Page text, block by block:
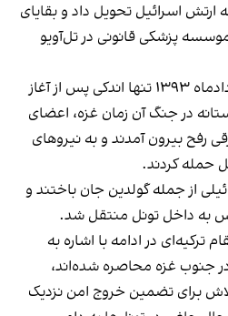
اسرائیل تحویل داد و بقایای
پزشکی قانونی در تل‌آویو
به گزارش تایمز اسرائیل، مردادماه ۱۳۹۳ تنها اندکی پس از آغاز
در جنگ آن زمان غزه، اعضای
رفح بیرون آمدند و به نیروهای
حمله کردند.
از جمله گولدین جان باختند و
به داخل تونل منتقل شد.
گزارش کانال ۱۲، مقام ترکیه‌ای در ادامه با اشاره به
جنوب غزه محاصره شده‌اند،
برای تضمین خروج امن نزدیک